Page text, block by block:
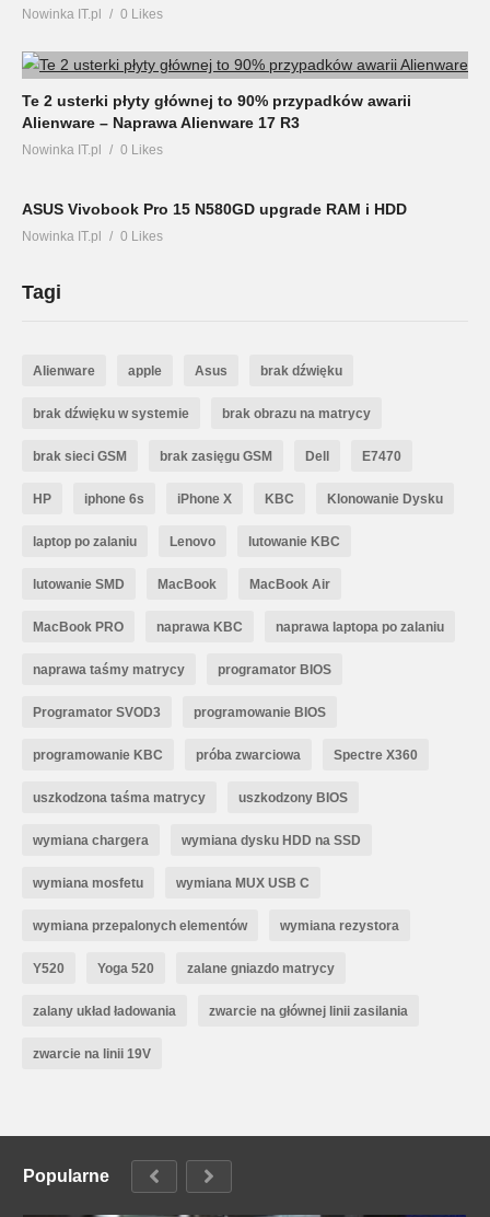
Nowinka IT.pl 0 Likes
Te 2 usterki płyty głównej to 90% przypadków awarii
Alienware – Naprawa Alienware 17 R3
Nowinka IT.pl 0 Likes
ASUS Vivobook Pro 15 N580GD upgrade RAM i HDD
Nowinka IT.pl 0 Likes
Tagi
Alienware apple Asus brak dźwięku
brak dźwięku w systemie brak obrazu na matrycy
brak sieci GSM brak zasięgu GSM Dell E7470
HP iphone 6s iPhone X KBC Klonowanie Dysku
laptop po zalaniu Lenovo lutowanie KBC
lutowanie SMD MacBook MacBook Air
MacBook PRO naprawa KBC naprawa laptopa po zalaniu
naprawa taśmy matrycy programator BIOS
Programator SVOD3 programowanie BIOS
programowanie KBC próba zwarciowa Spectre X360
uszkodzona taśma matrycy uszkodzony BIOS
wymiana chargera wymiana dysku HDD na SSD
wymiana mosfetu wymiana MUX USB C
wymiana przepalonych elementów wymiana rezystora
Y520 Yoga 520 zalane gniazdo matrycy
zalany układ ładowania zwarcie na głównej linii zasilania
zwarcie na linii 19V
Popularne